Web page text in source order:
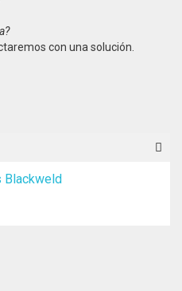
con una solución.
Blackweld